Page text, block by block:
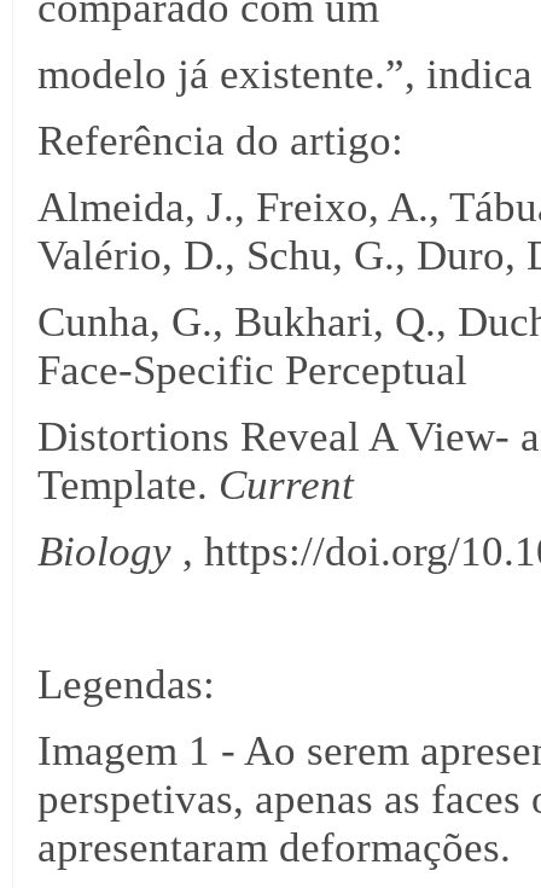
modelo já existente.”,
Referência do artigo:
Almeida, J., Freixo, A.,
Valério, D., Schu, G., Duro,
Cunha, G., Bukhari, Q.,
Face-Specific Perceptual
Distortions Reveal A View-
Template. Current
Biology , https://doi.org/
Legendas:
Imagem 1 - Ao serem
perspetivas, apenas as
apresentaram deformações.